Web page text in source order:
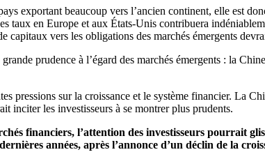
exportant beaucoup vers l’ancien continent, elle est
taux en Europe et aux États-Unis contribuera
vers les obligations des marchés émergents
prudence à l’égard des marchés émergents : la
pressions sur la croissance et le système financier. La
inciter les investisseurs à se montrer plus prudents.
financiers, l’attention des investisseurs pourrait
années, après l’annonce d’un déclin de la